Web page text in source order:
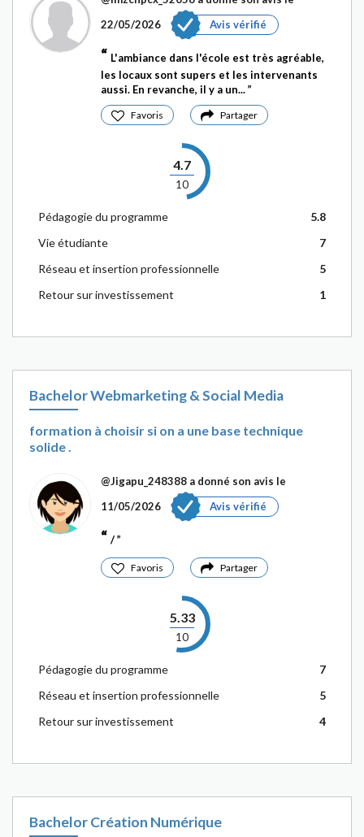
22/05/2026
Avis vérifié
L'ambiance dans l'école est très agréable,
les locaux sont supers et les intervenants
aussi. En revanche, il y a un...
Favoris Partager
4.7
10
Pédagogie du programme
5.8
Vie étudiante
7
Réseau et insertion professionnelle
5
Retour sur investissement
1
Bachelor Webmarketing & Social Media
formation à choisir si on a une base technique
solide .
@Jigapu_248388 a donné son avis le
11/05/2026
Avis vérifié
/
Favoris Partager
5.33
10
Pédagogie du programme
7
Réseau et insertion professionnelle
5
Retour sur investissement
4
Bachelor Création Numérique